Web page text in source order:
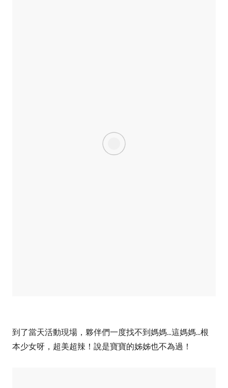
到了當天活動現場，夥伴們一度找不到媽媽...這媽媽...根
本少女呀，超美超辣！說是寶寶的姊姊也不為過！